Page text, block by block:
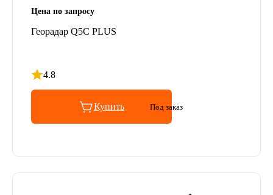
Цена по запросу
Георадар Q5C PLUS
4.8
Рейтинг 4.8 из 5
Купить Под заказ